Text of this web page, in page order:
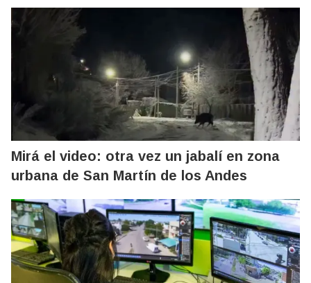
Mirá el video: otra vez un jabalí en zona
urbana de San Martín de los Andes